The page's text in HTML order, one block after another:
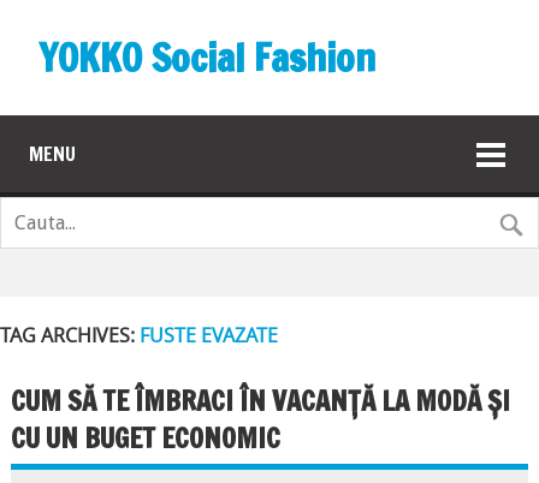
YOKKO Social Fashion
MENU
TAG ARCHIVES: FUSTE EVAZATE
CUM SĂ TE ÎMBRACI ÎN VACANȚĂ LA MODĂ ȘI
CU UN BUGET ECONOMIC